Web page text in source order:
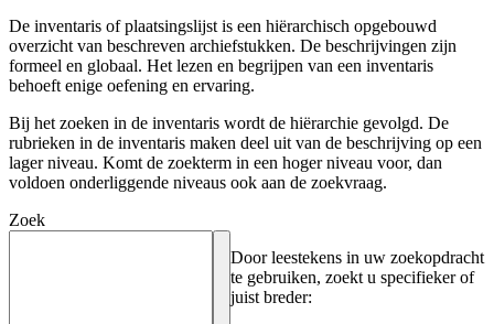
De inventaris of plaatsingslijst is een hiërarchisch opgebouwd
overzicht van beschreven archiefstukken. De beschrijvingen zijn
formeel en globaal. Het lezen en begrijpen van een inventaris
behoeft enige oefening en ervaring.
Bij het zoeken in de inventaris wordt de hiërarchie gevolgd. De
rubrieken in de inventaris maken deel uit van de beschrijving op een
lager niveau. Komt de zoekterm in een hoger niveau voor, dan
voldoen onderliggende niveaus ook aan de zoekvraag.
Zoek
Door leestekens in uw zoekopdracht
te gebruiken, zoekt u specifieker of
juist breder: